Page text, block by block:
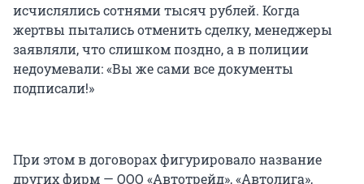
исчислялись сотнями тысяч рублей. Когда
жертвы пытались отменить сделку, менеджеры
заявляли, что слишком поздно, а в полиции
недоумевали: «Вы же сами все документы
подписали!»
При этом в договорах фигурировало название
других фирм — ООО «Автотрейд», «Автолига»,